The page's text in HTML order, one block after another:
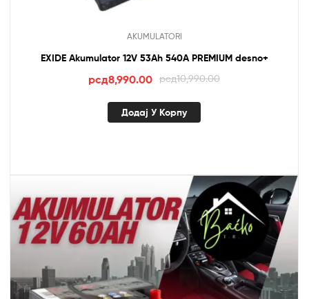
AKUMULATORI
EXIDE Akumulator 12V 53Ah 540A PREMIUM desno+
рсд10,990.00
Оригинална
је
рсд8,990.00 Тренутна
је:
Додај У Корпу